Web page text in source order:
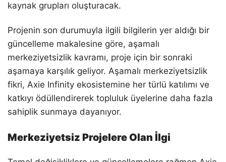
kaynak grupları oluşturacak.
Projenin son durumuyla ilgili bilgilerin yer aldığı bir
güncelleme makalesine göre, aşamalı
merkeziyetsizlik kavramı, proje için bir sonraki
aşamaya karşılık geliyor. Aşamalı merkeziyetsizlik
fikri, Axie Infinity ekosistemine her türlü katılımı ve
katkıyı ödüllendirerek topluluk üyelerine daha fazla
sahiplik sunmaya dayanıyor.
Merkeziyetsiz Projelere Olan İlgi